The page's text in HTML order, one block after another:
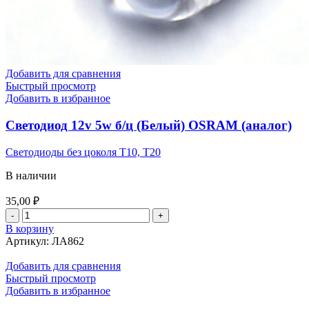
Добавить для сравнения
Быстрый просмотр
Добавить в избранное
Светодиод 12v 5w б/ц (Белый) OSRAM (аналог)
Светодиоды без цоколя T10, T20
В наличии
35,00 ₽
Количество
товара
Светодиод
12v
5w
б/
ц
В корзину
Артикул: ЛА862
Добавить для сравнения
Быстрый просмотр
Добавить в избранное